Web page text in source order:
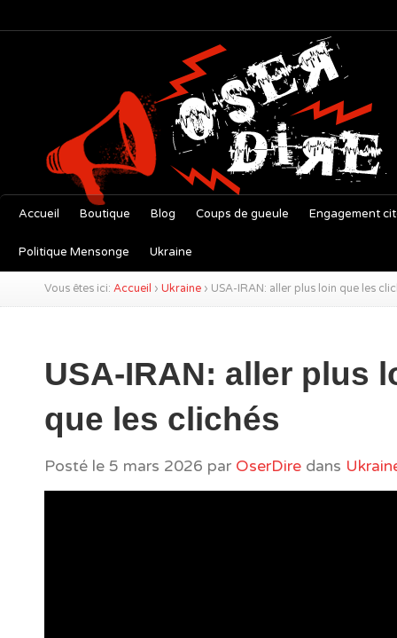
Accueil Boutique Blog Coups de gueule Engagement
Politique Mensonge Ukraine
Vous êtes ici: Accueil › Ukraine › USA-IRAN: aller plus loin que les
USA-IRAN: aller plus
que les clichés
Posté le 5 mars 2026 par OserDire dans